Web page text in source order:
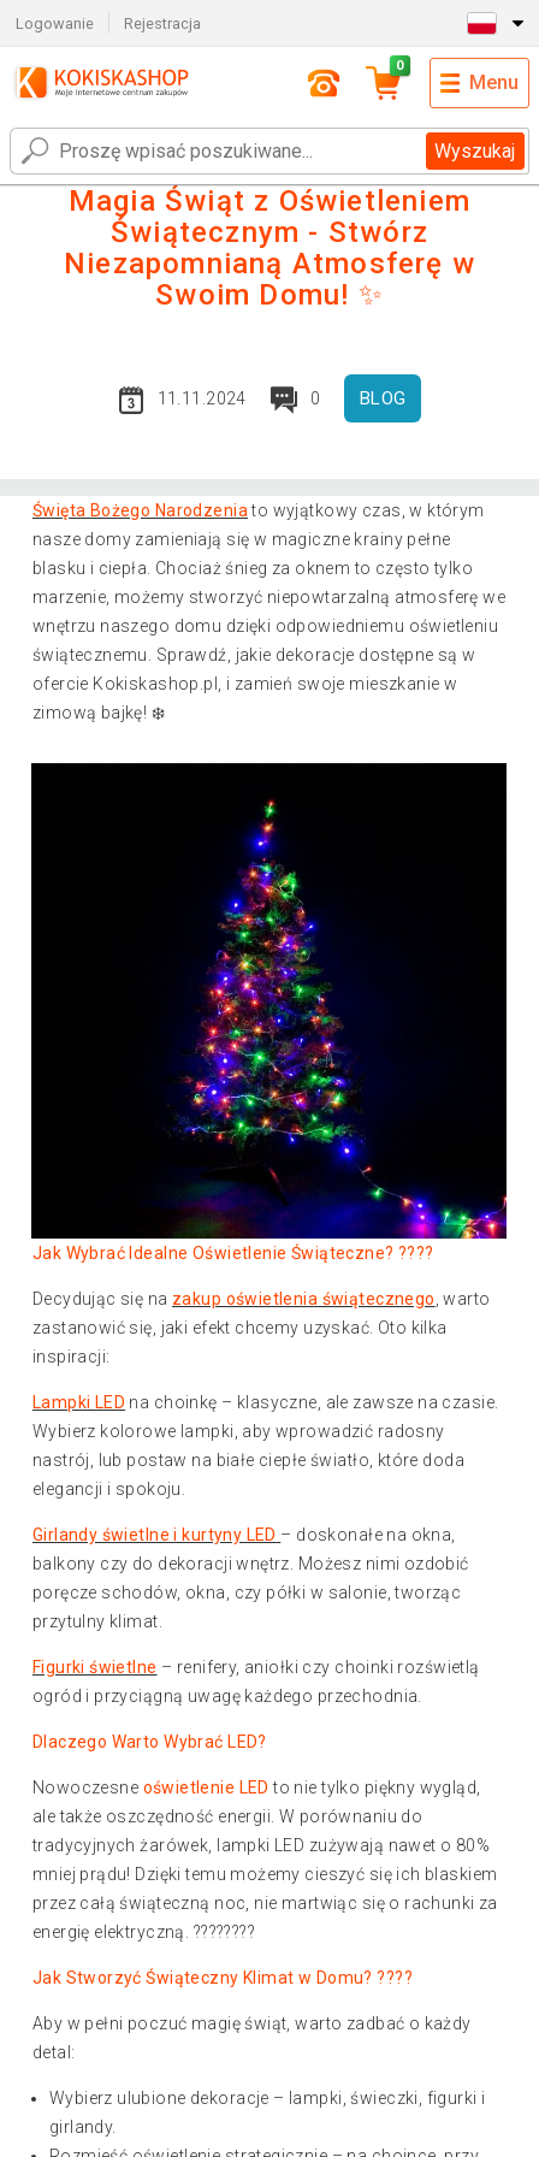
Logowanie Rejestracja
Wyszukaj
0
Menu
Magia Świąt z Oświetleniem
Świątecznym - Stwórz
Niezapomnianą Atmosferę w
Swoim Domu! ✨
11.11.2024 0 BLOG
Święta Bożego Narodzeniato wyjątkowy czas, w którym
nasze domy zamieniają się w magiczne krainy pełne
blasku i ciepła. Chociaż śnieg za oknem to często tylko
marzenie, możemy stworzyć niepowtarzalną atmosferę we
wnętrzu naszego domu dzięki odpowiedniemu oświetleniu
świątecznemu. Sprawdź, jakie dekoracje dostępne są w
ofercie Kokiskashop.pl, i zamień swoje mieszkanie w
zimową bajkę! ❄️
Jak Wybrać Idealne Oświetlenie Świąteczne? ????
Decydując się na zakup oświetlenia świątecznego , warto
zastanowić się, jaki efekt chcemy uzyskać. Oto kilka
inspiracji:
Lampki LED na choinkę – klasyczne, ale zawsze na czasie.
Wybierz kolorowe lampki, aby wprowadzić radosny
nastrój, lub postaw na białe ciepłe światło, które doda
elegancji i spokoju.
Girlandy świetlne i kurtyny LED – doskonałe na okna,
balkony czy do dekoracji wnętrz. Możesz nimi ozdobić
poręcze schodów, okna, czy półki w salonie, tworząc
przytulny klimat.
Figurki świetlne – renifery, aniołki czy choinki rozświetlą
ogród i przyciągną uwagę każdego przechodnia.
Dlaczego Warto Wybrać LED?
Nowoczesne oświetlenie LED to nie tylko piękny wygląd,
ale także oszczędność energii. W porównaniu do
tradycyjnych żarówek, lampki LED zużywają nawet o 80%
mniej prądu! Dzięki temu możemy cieszyć się ich blaskiem
przez całą świąteczną noc, nie martwiąc się o rachunki za
energię elektryczną. ????????
Jak Stworzyć Świąteczny Klimat w Domu? ????
Aby w pełni poczuć magię świąt, warto zadbać o każdy
detal:
Wybierz ulubione dekoracje – lampki, świeczki, figurki i
girlandy.